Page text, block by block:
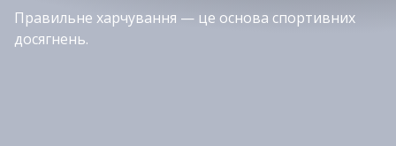
Правильне харчування — це основа спортивних
досягнень.